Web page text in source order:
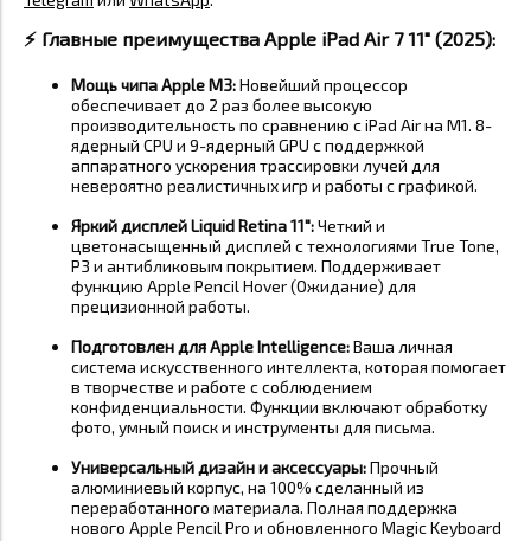
⚡️ Главные преимущества Apple iPad Air 7 11" (2025):
Мощь чипа Apple M3:Новейший процессор
обеспечивает до 2 раз более высокую
производительность по сравнению с iPad Air на M1. 8-
ядерный CPU и 9-ядерный GPU с поддержкой
аппаратного ускорения трассировки лучей для
невероятно реалистичных игр и работы с графикой.
Яркий дисплей Liquid Retina 11":Четкий и
цветонасыщенный дисплей с технологиями True Tone,
P3 и антибликовым покрытием. Поддерживает
функцию Apple Pencil Hover(Ожидание) для
прецизионной работы.
Подготовлен для Apple Intelligence:Ваша личная
система искусственного интеллекта, которая помогает
в творчестве и работе с соблюдением
конфиденциальности. Функции включают обработку
фото, умный поиск и инструменты для письма.
Универсальный дизайн и аксессуары:Прочный
алюминиевый корпус, на 100% сделанный из
переработанного материала. Полная поддержка
нового Apple Pencil Pro и обновленного Magic Keyboard